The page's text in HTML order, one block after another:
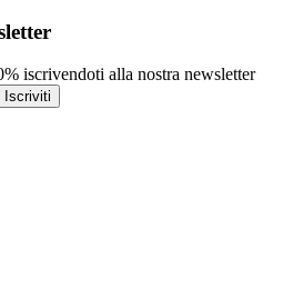
iscrivendoti alla nostra newsletter
Iscriviti